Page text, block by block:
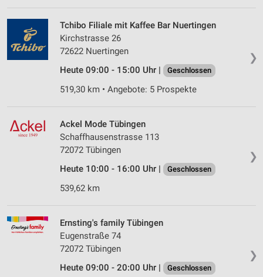
❯
Tchibo Filiale mit Kaffee Bar Nuertingen
Kirchstrasse 26
72622 Nuertingen
Heute 09:00 - 15:00 Uhr |
Geschlossen
519,30 km • Angebote: 5 Prospekte
❯
Ackel Mode Tübingen
Schaffhausenstrasse 113
72072 Tübingen
Heute 10:00 - 16:00 Uhr |
Geschlossen
539,62 km
❯
Ernsting's family Tübingen
Eugenstraße 74
72072 Tübingen
Heute 09:00 - 20:00 Uhr |
Geschlossen